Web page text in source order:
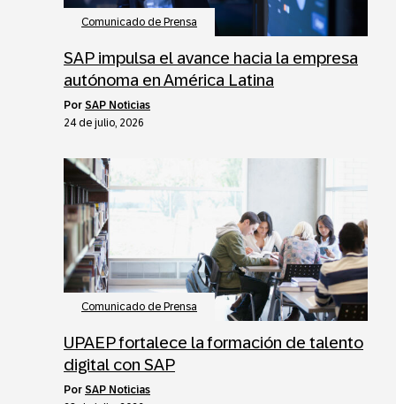
Comunicado de Prensa
SAP impulsa el avance hacia la empresa
autónoma en América Latina
por SAP Noticias
24 de julio, 2026
Comunicado de Prensa
UPAEP fortalece la formación de talento
digital con SAP
por SAP Noticias